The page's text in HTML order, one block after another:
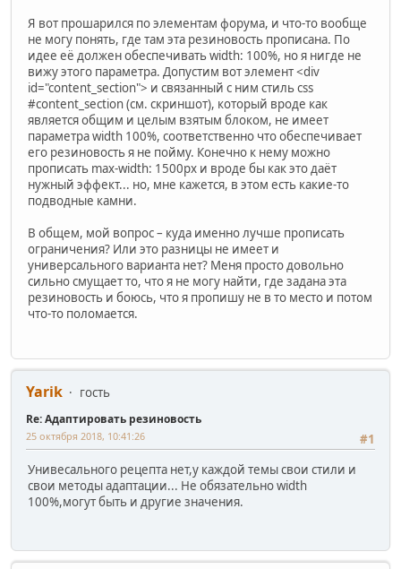
Я вот прошарился по элементам форума, и что-то вообще
не могу понять, где там эта резиновость прописана. По
идее её должен обеспечивать width: 100%, но я нигде не
вижу этого параметра. Допустим вот элемент <div
id="content_section"> и связанный с ним стиль css
#content_section (см. скриншот), который вроде как
является общим и целым взятым блоком, не имеет
параметра width 100%, соответственно что обеспечивает
его резиновость я не пойму. Конечно к нему можно
прописать max-width: 1500px и вроде бы как это даёт
нужный эффект... но, мне кажется, в этом есть какие-то
подводные камни.
В общем, мой вопрос – куда именно лучше прописать
ограничения? Или это разницы не имеет и
универсального варианта нет? Меня просто довольно
сильно смущает то, что я не могу найти, где задана эта
резиновость и боюсь, что я пропишу не в то место и потом
что-то поломается.
Yarik гость
Re: Адаптировать резиновость
#1
25 октября 2018, 10:41:26
Унивесального рецепта нет,у каждой темы свои стили и
свои методы адаптации... Не обязательно width
100%,могут быть и другие значения.